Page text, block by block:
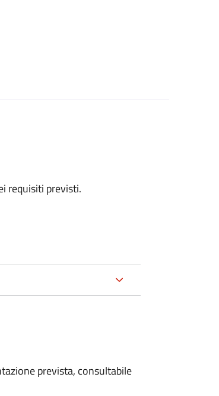
requisiti previsti.
prevista, consultabile